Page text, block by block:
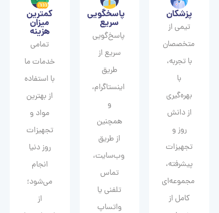
پزشکان
تیمی از
متخصصان
با تجربه،
با
بهره‌گیری
از دانش
روز و
تجهیزات
پیشرفته،
مجموعه‌ای
کامل از
پاسخگویی
سریع
پاسخ‌گویی
سریع از
طریق
اینستاگرام،
و
همچنین
از طریق
وب‌سایت،
تماس
تلفنی یا
واتساپ
کمترین
میزان
هزینه
تمامی
خدمات ما
با استفاده
از بهترین
مواد و
تجهیزات
روز دنیا
انجام
می‌شود؛
از